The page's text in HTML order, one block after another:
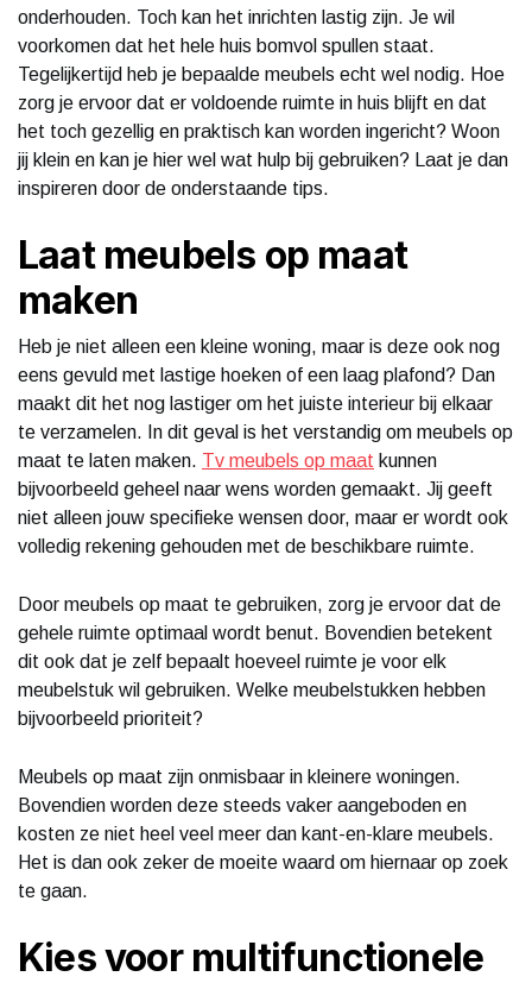
onderhouden. Toch kan het inrichten lastig zijn. Je wil
voorkomen dat het hele huis bomvol spullen staat.
Tegelijkertijd heb je bepaalde meubels echt wel nodig. Hoe
zorg je ervoor dat er voldoende ruimte in huis blijft en dat
het toch gezellig en praktisch kan worden ingericht? Woon
jij klein en kan je hier wel wat hulp bij gebruiken? Laat je dan
inspireren door de onderstaande tips.
Laat meubels op maat
maken
Heb je niet alleen een kleine woning, maar is deze ook nog
eens gevuld met lastige hoeken of een laag plafond? Dan
maakt dit het nog lastiger om het juiste interieur bij elkaar
te verzamelen. In dit geval is het verstandig om meubels op
maat te laten maken. Tv meubels op maat kunnen
bijvoorbeeld geheel naar wens worden gemaakt. Jij geeft
niet alleen jouw specifieke wensen door, maar er wordt ook
volledig rekening gehouden met de beschikbare ruimte.
Door meubels op maat te gebruiken, zorg je ervoor dat de
gehele ruimte optimaal wordt benut. Bovendien betekent
dit ook dat je zelf bepaalt hoeveel ruimte je voor elk
meubelstuk wil gebruiken. Welke meubelstukken hebben
bijvoorbeeld prioriteit?
Meubels op maat zijn onmisbaar in kleinere woningen.
Bovendien worden deze steeds vaker aangeboden en
kosten ze niet heel veel meer dan kant-en-klare meubels.
Het is dan ook zeker de moeite waard om hiernaar op zoek
te gaan.
Kies voor multifunctionele